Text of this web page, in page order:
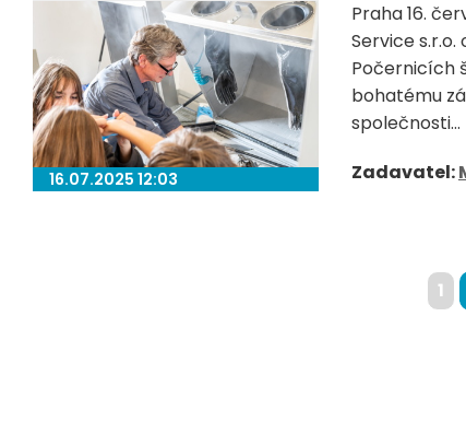
16.07.2025 12:03
Praha 16.
Service
Počernicích
bohatému
společnosti...
Zadavatel:
1